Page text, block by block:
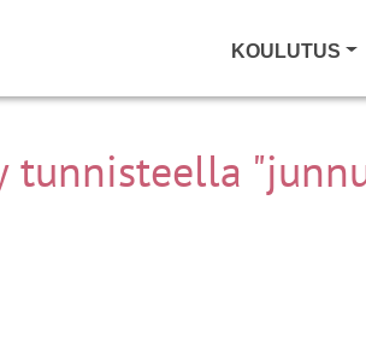
KOULUTUS
tunnisteella